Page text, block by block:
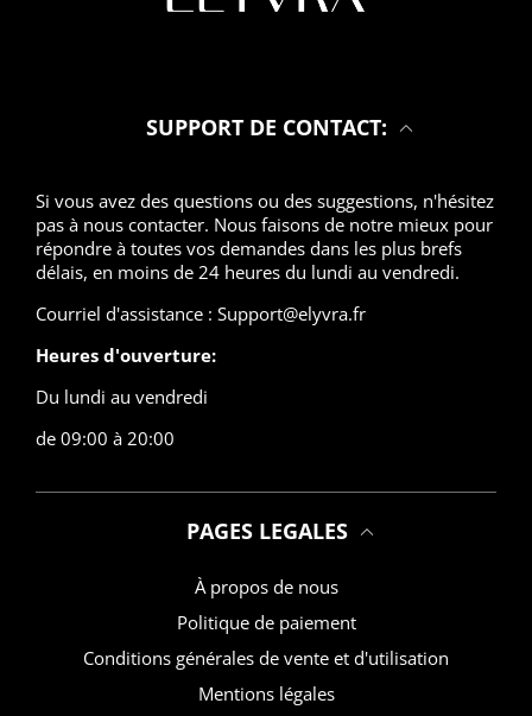
SUPPORT DE CONTACT:
Si vous avez des questions ou des suggestions, n'hésitez
pas à nous contacter. Nous faisons de notre mieux pour
répondre à toutes vos demandes dans les plus brefs
délais, en moins de 24 heures du lundi au vendredi.
Courriel d'assistance : Support@elyvra.fr
Heures d'ouverture:
Du lundi au vendredi
de 09:00 à 20:00
PAGES LEGALES
À propos de nous
Politique de paiement
Conditions générales de vente et d'utilisation
Mentions légales